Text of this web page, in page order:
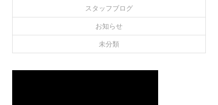
スタッフブログ
お知らせ
未分類